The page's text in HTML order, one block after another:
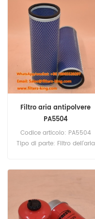
d'ordine:60 pezzi
Compatibilità:Unità filtro
carburante/separatore
d'acqua della serie DAHL
100.
Filtro aria antipolvere
PA5504
Codice articolo: PA5504
Tipo di parte: Filtro dell'aria